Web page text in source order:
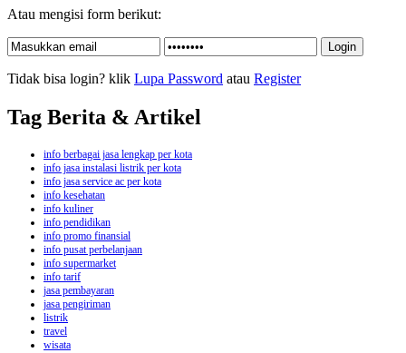
Atau mengisi form berikut:
Tidak bisa login? klik Lupa Password atau Register
Tag Berita & Artikel
info berbagai jasa lengkap per kota
info jasa instalasi listrik per kota
info jasa service ac per kota
info kesehatan
info kuliner
info pendidikan
info promo finansial
info pusat perbelanjaan
info supermarket
info tarif
jasa pembayaran
jasa pengiriman
listrik
travel
wisata